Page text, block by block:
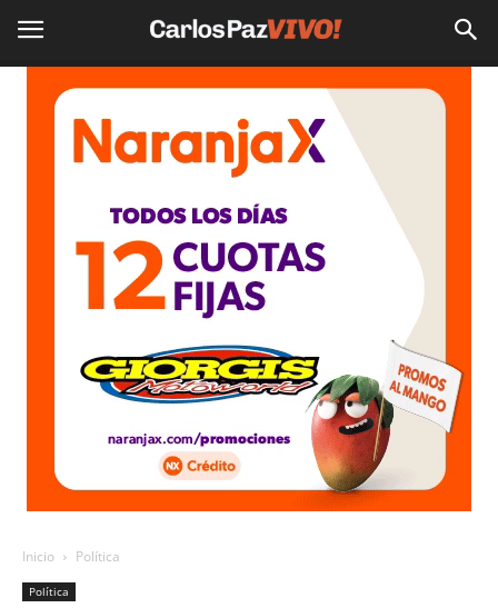
Inicio Política
Política